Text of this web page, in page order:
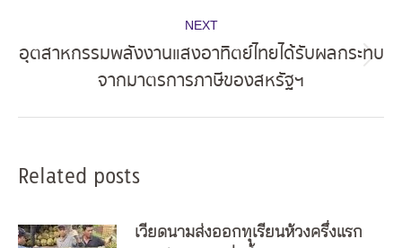
NEXT
post:
อุตสาหกรรมพลังงานแสงอาทิตย์ไทยได้รับผลกระทบ
จากมาตรการภาษีของสหรัฐฯ
Related posts
เวียดนามส่งออกทุเรียนห้วงครึ่งแรก